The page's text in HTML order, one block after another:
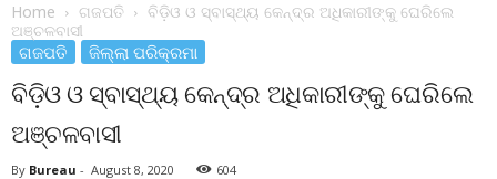
Home ଗଜପତି
ବିଡ଼ିଓ ଓ ସ୍ବାସ୍ଥ୍ୟ କେନ୍ଦ୍ର ଅଧିକାରୀଙ୍କୁ ଘେରିଲେ
ଅଞ୍ଚଳବାସୀ
ଗଜପତି ଜିଲ୍ଲା ପରିକ୍ରମା
ବିଡ଼ିଓ ଓ ସ୍ବାସ୍ଥ୍ୟ କେନ୍ଦ୍ର ଅଧିକାରୀଙ୍କୁ ଘେରିଲେ
ଅଞ୍ଚଳବାସୀ
By Bureau - August 8, 2020 604